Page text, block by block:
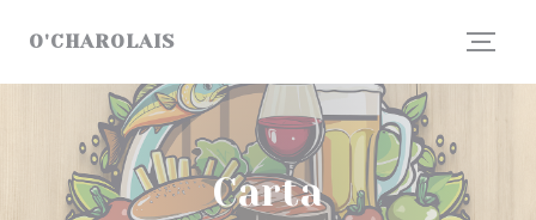
O'CHAROLAIS
Carta